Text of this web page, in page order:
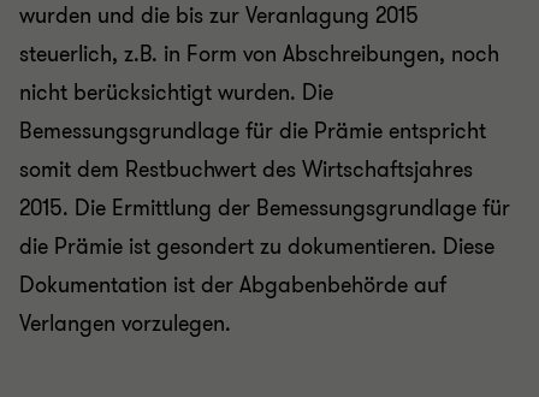
wurden und die bis zur Veranlagung 2015
steuerlich, z.B. in Form von Abschreibungen, noch
nicht berücksichtigt wurden. Die
Bemessungsgrundlage für die Prämie entspricht
somit dem Restbuchwert des Wirtschaftsjahres
2015. Die Ermittlung der Bemessungsgrundlage für
die Prämie ist gesondert zu dokumentieren. Diese
Dokumentation ist der Abgabenbehörde auf
Verlangen vorzulegen.